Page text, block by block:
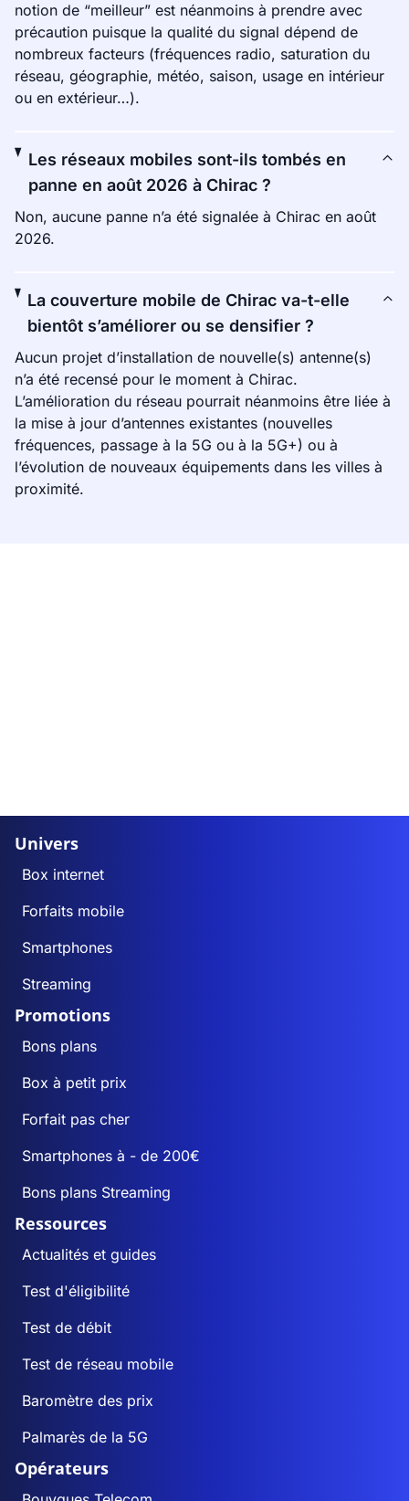
notion de “meilleur” est néanmoins à prendre avec
précaution puisque la qualité du signal dépend de
nombreux facteurs (fréquences radio, saturation du
réseau, géographie, météo, saison, usage en intérieur
ou en extérieur…).
Les réseaux mobiles sont-ils tombés en
panne en août 2026 à Chirac ?
Non, aucune panne n’a été signalée à Chirac en août
2026.
La couverture mobile de Chirac va-t-elle
bientôt s’améliorer ou se densifier ?
Aucun projet d’installation de nouvelle(s) antenne(s)
n’a été recensé pour le moment à Chirac.
L’amélioration du réseau pourrait néanmoins être liée à
la mise à jour d’antennes existantes (nouvelles
fréquences, passage à la 5G ou à la 5G+) ou à
l’évolution de nouveaux équipements dans les villes à
proximité.
Univers
Box internet
Forfaits mobile
Smartphones
Streaming
Promotions
Bons plans
Box à petit prix
Forfait pas cher
Smartphones à - de 200€
Bons plans Streaming
Ressources
Actualités et guides
Test d'éligibilité
Test de débit
Test de réseau mobile
Baromètre des prix
Palmarès de la 5G
Opérateurs